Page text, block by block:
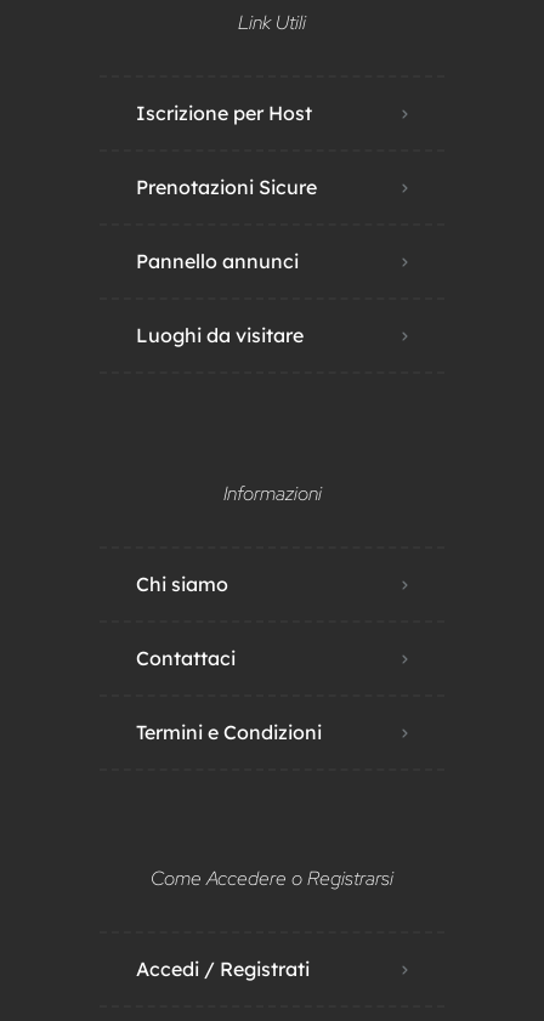
Link Utili
Iscrizione per Host
Prenotazioni Sicure
Pannello annunci
Luoghi da visitare
Informazioni
Chi siamo
Contattaci
Termini e Condizioni
Come Accedere o Registrarsi
Accedi / Registrati